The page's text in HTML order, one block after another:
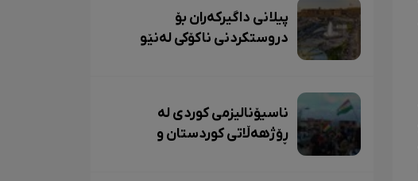
پیلانی داگیرکەران بۆ
دروستکردنی ناکۆکی لەنێو
ناسیۆنالیزمی کوردی لە
ڕۆژهەڵاتی کوردستان و